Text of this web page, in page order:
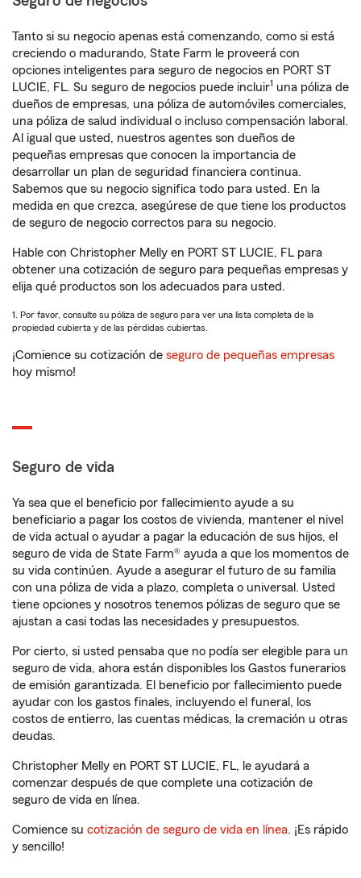
Tanto si su negocio apenas está comenzando, como si está
creciendo o madurando, State Farm le proveerá con
opciones inteligentes para seguro de negocios en PORT ST
LUCIE, FL. Su seguro de negocios puede incluir1 una póliza de
dueños de empresas, una póliza de automóviles comerciales,
una póliza de salud individual o incluso compensación laboral.
Al igual que usted, nuestros agentes son dueños de
pequeñas empresas que conocen la importancia de
desarrollar un plan de seguridad financiera continua.
Sabemos que su negocio significa todo para usted. En la
medida en que crezca, asegúrese de que tiene los productos
de seguro de negocio correctos para su negocio.
Hable con Christopher Melly en PORT ST LUCIE, FL para
obtener una cotización de seguro para pequeñas empresas y
elija qué productos son los adecuados para usted.
1. Por favor, consulte su póliza de seguro para ver una lista completa de la
propiedad cubierta y de las pérdidas cubiertas.
¡Comience su cotización de seguro de pequeñas empresas
hoy mismo!
Seguro de vida
Ya sea que el beneficio por fallecimiento ayude a su
beneficiario a pagar los costos de vivienda, mantener el nivel
de vida actual o ayudar a pagar la educación de sus hijos, el
seguro de vida de State Farm® ayuda a que los momentos de
su vida continúen. Ayude a asegurar el futuro de su familia
con una póliza de vida a plazo, completa o universal. Usted
tiene opciones y nosotros tenemos pólizas de seguro que se
ajustan a casi todas las necesidades y presupuestos.
Por cierto, si usted pensaba que no podía ser elegible para un
seguro de vida, ahora están disponibles los Gastos funerarios
de emisión garantizada. El beneficio por fallecimiento puede
ayudar con los gastos finales, incluyendo el funeral, los
costos de entierro, las cuentas médicas, la cremación u otras
deudas.
Christopher Melly en PORT ST LUCIE, FL, le ayudará a
comenzar después de que complete una cotización de
seguro de vida en línea.
Comience su cotización de seguro de vida en línea. ¡Es rápido
y sencillo!